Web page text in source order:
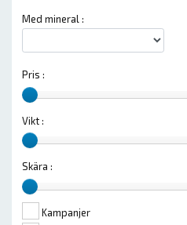
Med mineral :
Pris :
Vikt :
Skära :
Kampanjer